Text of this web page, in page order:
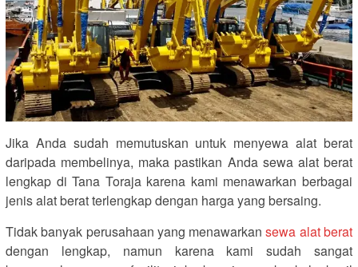
Jika Anda sudah memutuskan untuk menyewa alat berat
daripada membelinya, maka pastikan Anda sewa alat berat
lengkap di Tana Toraja karena kami menawarkan berbagai
jenis alat berat terlengkap dengan harga yang bersaing.
Tidak banyak perusahaan yang menawarkansewa alat berat
dengan lengkap, namun karena kami sudah sangat